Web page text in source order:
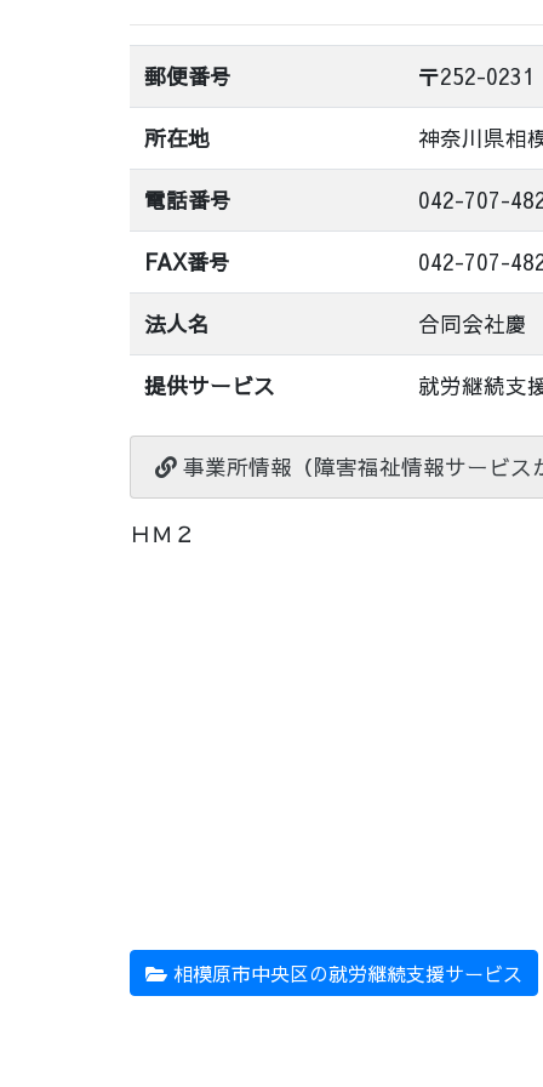
郵便番号 〒252-0231
所在地 神奈川県相
電話番号 042-707-
FAX番号 042-707-
法人名 合同会社慶
提供サービス 就労継続支
事業所情報（障害福祉情報サービス
ＨＭ２
相模原市中央区の就労継続支援サービス